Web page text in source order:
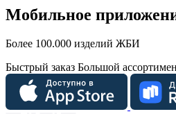
Мобильное
Более 100.000 изделий ЖБИ
Быстрый заказ Большой